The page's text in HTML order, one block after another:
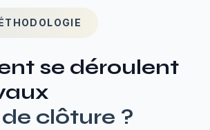
se déroulent
clôture ?